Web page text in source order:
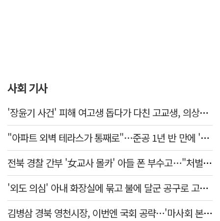
사회 기사
'장윤기 사건' 피해 여고생 돕다가 다친 고교생, 의상자 인정
"아파트 외벽 테라스가 통째로"…준공 1년 반 만에 '아찔 사고'
전북 경찰 간부 '女교사 몰카' 아들 폰 부수고…"처벌 못하는 사안" 내부망에 글
'외도 의심' 아내 화장실에 묶고 불에 달군 공구로 고문…남편 검거
김병삼 경북 영천시장, 이번엔 국회 공략…'마사회 본사 이전·광역교통망 확충' 요청